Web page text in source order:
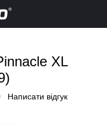
XL
Написати відгук